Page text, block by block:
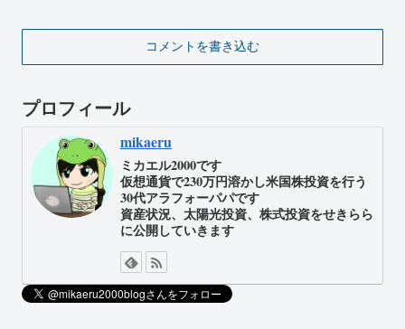
コメントを書き込む
プロフィール
mikaeru
ミカエル2000です
仮想通貨で230万円溶かし米国株投資を行う
30代アラフォーパパです
資産状況、太陽光投資、株式投資をせきらら
に公開していきます